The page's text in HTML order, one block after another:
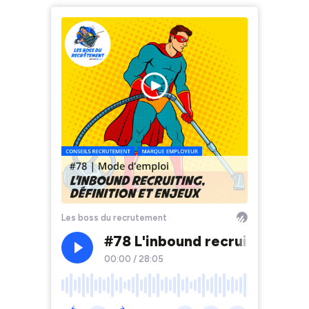
Les boss du recrutement
#78 L'inbound recruiting,
00:00 / 28:05